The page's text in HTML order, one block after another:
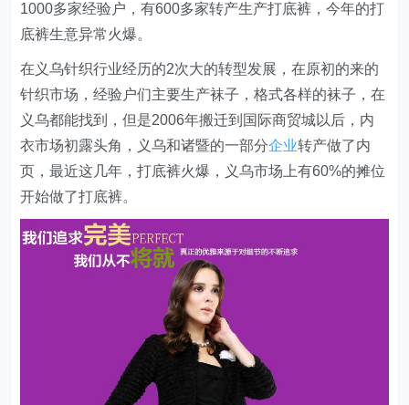
1000多家经验户，有600多家转产生产打底裤，今年的打
底裤生意异常火爆。
在义乌针织行业经历的2次大的转型发展，在原初的来的
针织市场，经验户们主要生产袜子，格式各样的袜子，在
义乌都能找到，但是2006年搬迁到国际商贸城以后，内
衣市场初露头角，义乌和诸暨的一部分企业转产做了内
页，最近这几年，打底裤火爆，义乌市场上有60%的摊位
开始做了打底裤。